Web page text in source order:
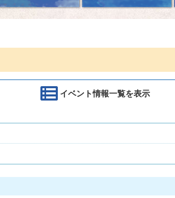
イベント情報一覧を表示